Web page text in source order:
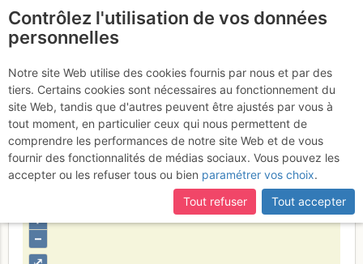
Refuge Dalmazzi /
Refuge du Triolet : Cris-Tal
Dimanche 30 juillet 2017
Vallée d'Aoste
+
–
Contrôlez l'utilisation de vos données
personnelles
Notre site Web utilise des cookies fournis par nous et par des
tiers. Certains cookies sont nécessaires au fonctionnement du
site Web, tandis que d'autres peuvent être ajustés par vous à
tout moment, en particulier ceux qui nous permettent de
comprendre les performances de notre site Web et de vous
fournir des fonctionnalités de médias sociaux. Vous pouvez les
accepter ou les refuser tous ou bien paramétrer vos choix.
Tout refuser
Tout accepter